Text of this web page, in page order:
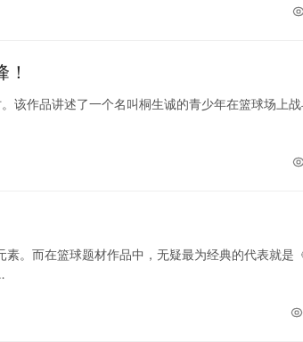
作品讲述了一个名叫桐生诚的青少年在篮球场上战
。而在篮球题材作品中，无疑最为经典的代表就是